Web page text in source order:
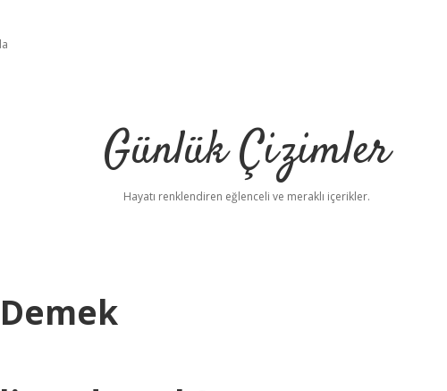
Günlük Çizimler
Hayatı renklendiren eğlenceli ve meraklı içerikler.